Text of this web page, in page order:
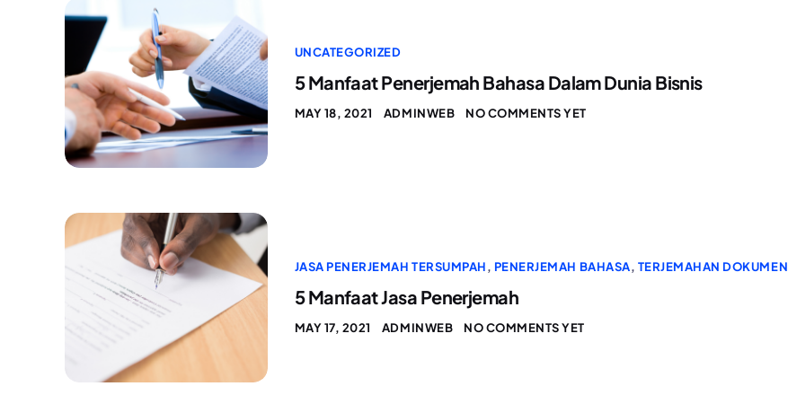
UNCATEGORIZED
5 Manfaat Penerjemah Bahasa Dalam Dunia Bisnis
MAY 18, 2021 ADMINWEB NO COMMENTS YET
JASA PENERJEMAH TERSUMPAH, PENERJEMAH BAHASA, TERJEMAHAN DOKUMEN
5 Manfaat Jasa Penerjemah
MAY 17, 2021 ADMINWEB NO COMMENTS YET